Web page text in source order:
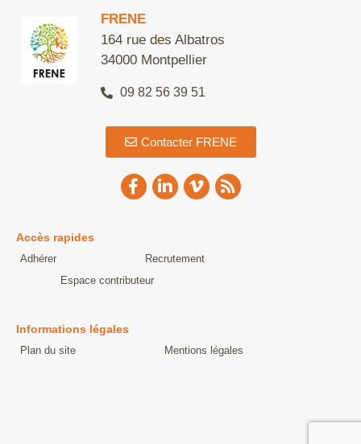
FRENE
164 rue des Albatros
34000 Montpellier
09 82 56 39 51
Contacter FRENE
Accès rapides
Adhérer
Recrutement
Espace contributeur
Informations légales
Plan du site Mentions légales